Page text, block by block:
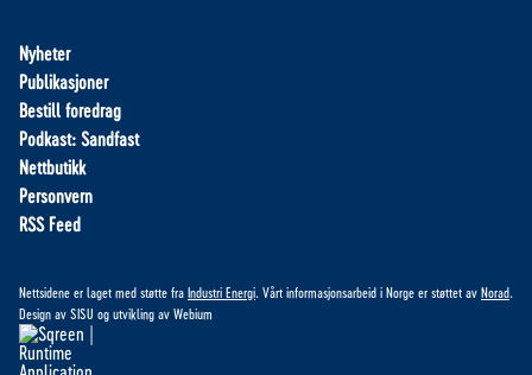
Nyheter
Publikasjoner
Bestill foredrag
Podkast: Sandfast
Nettbutikk
Personvern
RSS Feed
Nettsidene er laget med støtte fra Industri Energi. Vårt informasjonsarbeid i Norge er støttet av Norad.
Design av SISU og utvikling av Webium